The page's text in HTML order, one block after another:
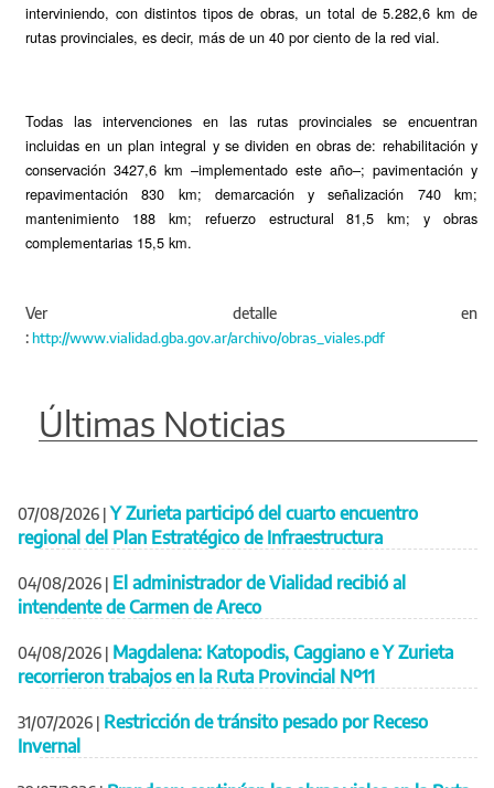
interviniendo, con distintos tipos de obras, un total de 5.282,6 km de
rutas provinciales, es decir, más de un 40 por ciento de la red vial.
Todas las intervenciones en las rutas provinciales se encuentran
incluidas en un plan integral y se dividen en obras de: rehabilitación y
conservación 3427,6 km –implementado este año–; pavimentación y
repavimentación 830 km; demarcación y señalización 740 km;
mantenimiento 188 km; refuerzo estructural 81,5 km; y obras
complementarias 15,5 km.
Ver detalle en
:http://www.vialidad.gba.gov.ar/archivo/obras_viales.pdf
Últimas Noticias
07/08/2026 | Y Zurieta participó del cuarto encuentro
regional del Plan Estratégico de Infraestructura
04/08/2026 | El administrador de Vialidad recibió al
intendente de Carmen de Areco
04/08/2026 | Magdalena: Katopodis, Caggiano e Y Zurieta
recorrieron trabajos en la Ruta Provincial Nº11
31/07/2026 | Restricción de tránsito pesado por Receso
Invernal